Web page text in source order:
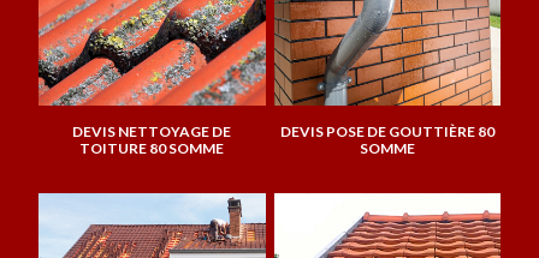
DEVIS NETTOYAGE DE
TOITURE 80 SOMME
DEVIS POSE DE GOUTTIÈRE 80
SOMME